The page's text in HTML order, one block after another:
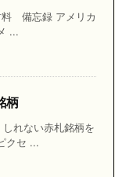
備忘録 アメリカ
...
柄
れない赤札銘柄を
クセ ...